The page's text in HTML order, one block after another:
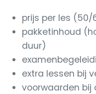
prijs per les
pakketinhoud
duur)
extra lessen bij
voorwaarden bij